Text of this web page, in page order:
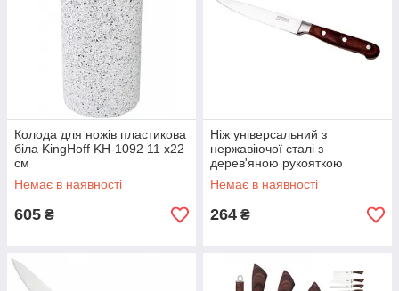
Колода для ножів пластикова
біла KingHoff KH-1092 11 х22
см
Немає в наявності
605 ₴
Ніж універсальний з
нержавіючої сталі з
дерев'яною рукояткою
KingHoff KH-3437 12 см
Немає в наявності
264 ₴